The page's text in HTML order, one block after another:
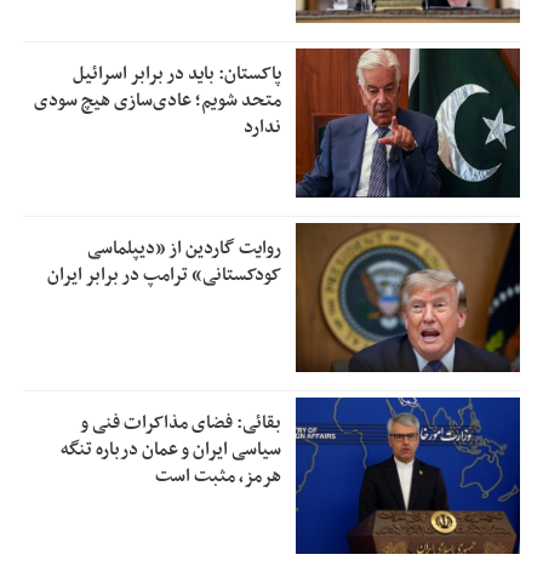
پاکستان: باید در برابر اسرائیل
متحد شویم؛ عادی‌سازی هیچ سودی
ندارد
روایت گاردین از «دیپلماسی
کودکستانی» ترامپ در برابر ایران
بقائی: فضای مذاکرات فنی و
سیاسی ایران و عمان درباره تنگه
هرمز، مثبت است